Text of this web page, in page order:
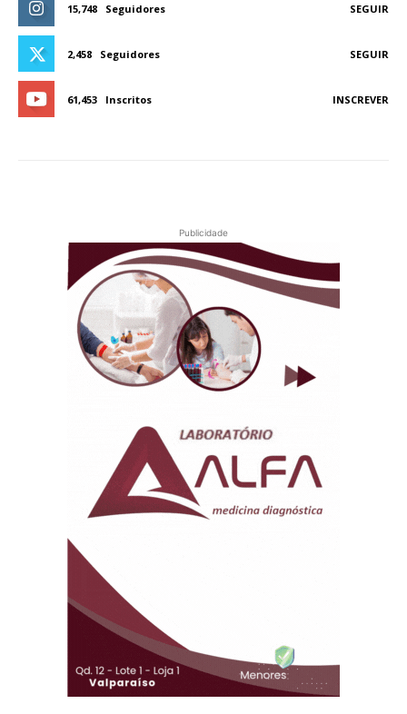
15,748 Seguidores SEGUIR
2,458 Seguidores SEGUIR
61,453 Inscritos INSCREVER
Publicidade